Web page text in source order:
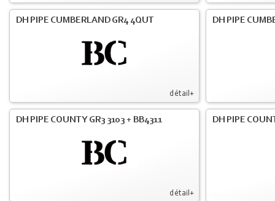
détail+
DH PIPE CUMBERLAND GR4 4QUT DH PIPE
détail+
DH PIPE COUNTY GR3 3103 + BB4311 DH PIPE